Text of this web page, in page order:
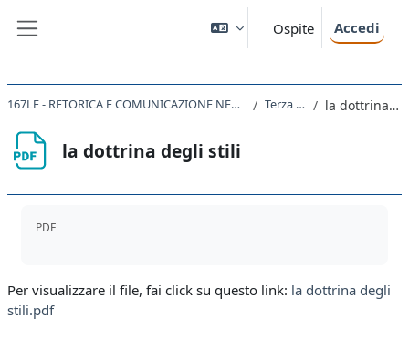
Ospite Accedi
167LE - RETORICA E COMUNICAZIONE NELLA LETTERATURA LATINA 2020 Terza lezione la dottrina degli stili
la dottrina degli stili
PDF
Per visualizzare il file, fai click su questo link: la dottrina degli
stili.pdf